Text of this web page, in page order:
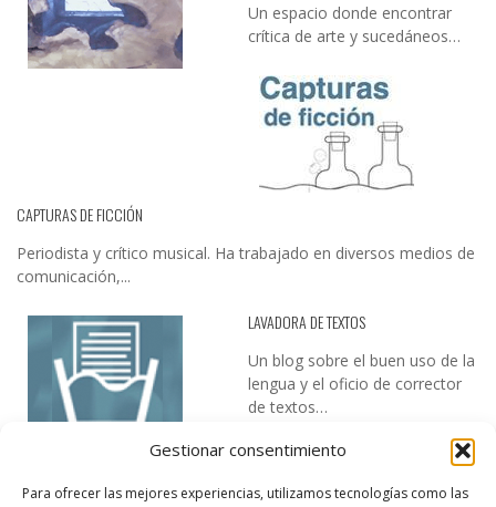
Gestionar consentimiento
Para ofrecer las mejores experiencias, utilizamos tecnologías como las
Un espacio donde encontrar
crítica de arte y sucedáneos…
CAPTURAS DE FICCIÓN
Periodista y crítico musical. Ha trabajado en diversos medios de
comunicación,...
LAVADORA DE TEXTOS
Un blog sobre el buen uso de la
lengua y el oficio de corrector
de textos…